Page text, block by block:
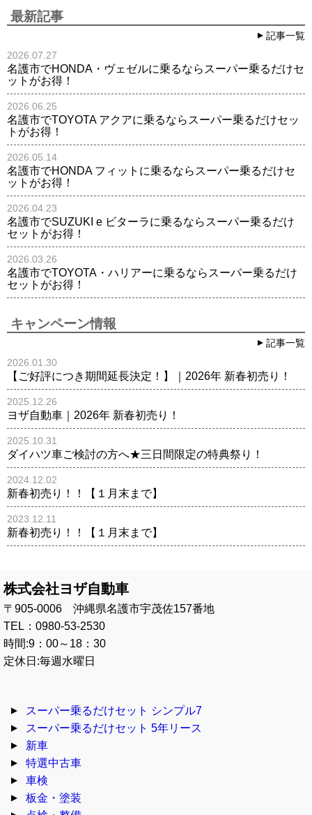
最新記事
記事一覧
2026.07.27
名護市でHONDA・ヴェゼルに乗るならスーパー乗るだけセ
ットがお得！
2026.06.25
名護市でTOYOTA アクアに乗るならスーパー乗るだけセッ
トがお得！
2026.05.14
名護市でHONDA フィットに乗るならスーパー乗るだけセ
ットがお得！
2026.04.23
名護市でSUZUKI e ビターラに乗るならスーパー乗るだけ
セットがお得！
2026.03.26
名護市でTOYOTA・ハリアーに乗るならスーパー乗るだけ
セットがお得！
キャンペーン情報
記事一覧
2026.01.30
【ご好評につき期間延長決定！】｜2026年 新春初売り！
2025.12.26
ヨザ自動車｜2026年 新春初売り！
2025.10.31
ダイハツ車ご検討の方へ★三日間限定の特典祭り！
2024.12.02
新春初売り！！【１月末まで】
2023.12.11
新春初売り！！【１月末まで】
株式会社ヨザ自動車
〒905-0006 沖縄県名護市宇茂佐157番地
TEL：0980-53-2530
時間:9：00～18：30
定休日:毎週水曜日
スーパー乗るだけセット シンプル7
スーパー乗るだけセット 5年リース
新車
特選中古車
車検
板金・塗装